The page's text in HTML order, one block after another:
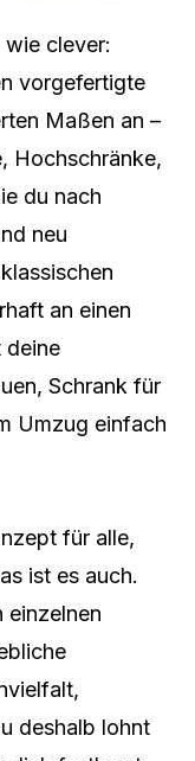
clever:
vorgefertigte
Maßen an –
Hochschränke,
du nach
neu
an einen
deine
Schrank für
Umzug einfach
für alle,
ist es auch.
einzelnen
deshalb lohnt